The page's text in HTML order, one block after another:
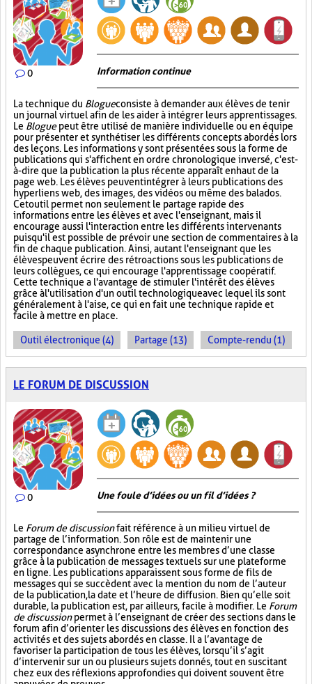
0 Information continue
La technique du Blogueconsiste à demander aux élèves de tenir
un journal virtuel afin de les aider à intégrer leurs apprentissages.
Le Bloguepeut être utilisé de manière individuelle ou en équipe
pour présenter et synthétiser les différents concepts abordés lors
des leçons. Les informations y sont présentées sous la forme de
publications qui s'affichent en ordre chronologique inversé, c'est-
à-dire que la publication la plus récente apparaît en haut de la
page web. Les élèves peuvent intégrer à leurs publications des
hyperliens web, des images, des vidéos ou même des balados.
Cet outil permet non seulement le partage rapide des
informations entre les élèves et avec l'enseignant, mais il
encourage aussi l'interaction entre les différents intervenants
puisqu'il est possible de prévoir une section de commentaires à la
fin de chaque publication. Ainsi, autant l'enseignant que les
élèves peuvent écrire des rétroactions sous les publications de
leurs collègues, ce qui encourage l'apprentissage coopératif.
Cette technique a l'avantage de stimuler l'intérêt des élèves
grâce à l'utilisation d'un outil technologique avec lequel ils sont
généralement à l'aise, ce qui en fait une technique rapide et
facile à mettre en place.
Outil électronique (4) Partage (13) Compte-rendu (1)
LE FORUM DE DISCUSSION
0 Une foule d’idées ou un fil d’idées ?
Le Forum de discussionfait référence à un milieu virtuel de
partage de l’information. Son rôle est de maintenir une
correspondance asynchrone entre les membres d’une classe
grâce à la publication de messages textuels sur une plateforme
en ligne. Les publications apparaissent sous forme de fils de
messages qui se succèdent avec la mention du nom de l’auteur
de la publication, la date et l’heure de diffusion. Bien qu’elle soit
durable, la publication est, par ailleurs, facile à modifier. Le Forum
de discussionpermet à l’enseignant de créer des sections dans le
forum afin d’orienter les discussions des élèves en fonction des
activités et des sujets abordés en classe. Il a l’avantage de
favoriser la participation de tous les élèves, lorsqu’il s’agit
d’intervenir sur un ou plusieurs sujets donnés, tout en suscitant
chez eux des réflexions approfondies qui doivent souvent être